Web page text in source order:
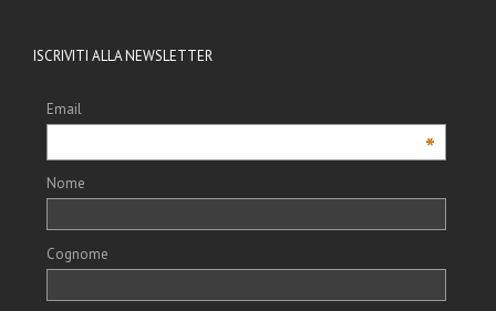
ISCRIVITI ALLA NEWSLETTER
Email
*
Nome
Cognome